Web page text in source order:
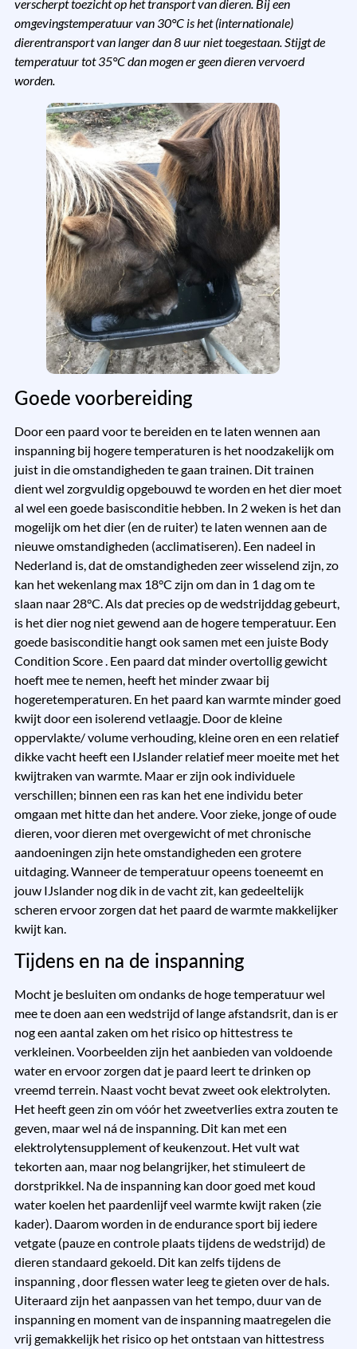
verscherpt toezicht op het transport van dieren. Bij een
omgevingstemperatuur van 30°C is het (internationale)
dierentransport van langer dan 8 uur niet toegestaan. Stijgt de
temperatuur tot 35°C dan mogen er geen dieren vervoerd
worden.
Goede voorbereiding
Door een paard voor te bereiden en te laten wennen aan
inspanning bij hogere temperaturen is het noodzakelijk om
juist in die omstandigheden te gaan trainen. Dit trainen
dient wel zorgvuldig opgebouwd te worden en het dier moet
al wel een goede basisconditie hebben. In 2 weken is het dan
mogelijk om het dier (en de ruiter) te laten wennen aan de
nieuwe omstandigheden (acclimatiseren). Een nadeel in
Nederland is, dat de omstandigheden zeer wisselend zijn, zo
kan het wekenlang max 18°C zijn om dan in 1 dag om te
slaan naar 28°C. Als dat precies op de wedstrijddag gebeurt,
is het dier nog niet gewend aan de hogere temperatuur. Een
goede basisconditie hangt ook samen met een juiste Body
Condition Score . Een paard dat minder overtollig gewicht
hoeft mee te nemen, heeft het minder zwaar bij
hogeretemperaturen. En het paard kan warmte minder goed
kwijt door een isolerend vetlaagje. Door de kleine
oppervlakte/ volume verhouding, kleine oren en een relatief
dikke vacht heeft een IJslander relatief meer moeite met het
kwijtraken van warmte. Maar er zijn ook individuele
verschillen; binnen een ras kan het ene individu beter
omgaan met hitte dan het andere. Voor zieke, jonge of oude
dieren, voor dieren met overgewicht of met chronische
aandoeningen zijn hete omstandigheden een grotere
uitdaging. Wanneer de temperatuur opeens toeneemt en
jouw IJslander nog dik in de vacht zit, kan gedeeltelijk
scheren ervoor zorgen dat het paard de warmte makkelijker
kwijt kan.
Tijdens en na de inspanning
Mocht je besluiten om ondanks de hoge temperatuur wel
mee te doen aan een wedstrijd of lange afstandsrit, dan is er
nog een aantal zaken om het risico op hittestress te
verkleinen. Voorbeelden zijn het aanbieden van voldoende
water en ervoor zorgen dat je paard leert te drinken op
vreemd terrein. Naast vocht bevat zweet ook elektrolyten.
Het heeft geen zin om vóór het zweetverlies extra zouten te
geven, maar wel ná de inspanning. Dit kan met een
elektrolytensupplement of keukenzout. Het vult wat
tekorten aan, maar nog belangrijker, het stimuleert de
dorstprikkel. Na de inspanning kan door goed met koud
water koelen het paardenlijf veel warmte kwijt raken (zie
kader). Daarom worden in de endurance sport bij iedere
vetgate (pauze en controle plaats tijdens de wedstrijd) de
dieren standaard gekoeld. Dit kan zelfs tijdens de
inspanning , door flessen water leeg te gieten over de hals.
Uiteraard zijn het aanpassen van het tempo, duur van de
inspanning en moment van de inspanning maatregelen die
vrij gemakkelijk het risico op het ontstaan van hittestress